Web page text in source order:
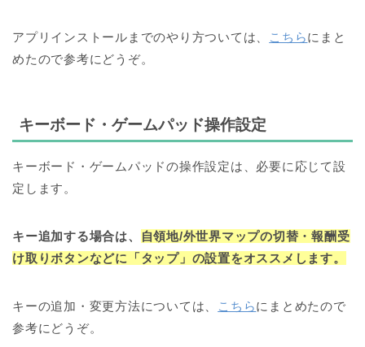
アプリインストールまでのやり方ついては、 こちらにまと
めたので参考にどうぞ。
キーボード・ゲームパッド操作設定
キーボード・ゲームパッドの操作設定は、 必要に応じて設
定します。
キー追加する場合は、
自領地/外世界マップの切替・報酬受
け取りボタンなどに
「タップ」の設置をオススメします。
キーの追加・変更方法については、 こちらにまとめたので
参考にどうぞ。